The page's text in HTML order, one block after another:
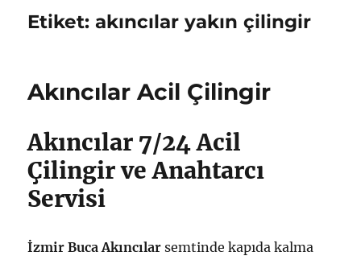
Etiket:akıncılar yakın çilingir
Akıncılar Acil Çilingir
Akıncılar 7/24 Acil
Çilingir ve Anahtarcı
Servisi
İzmir Buca Akıncılar semtinde kapıda kalma